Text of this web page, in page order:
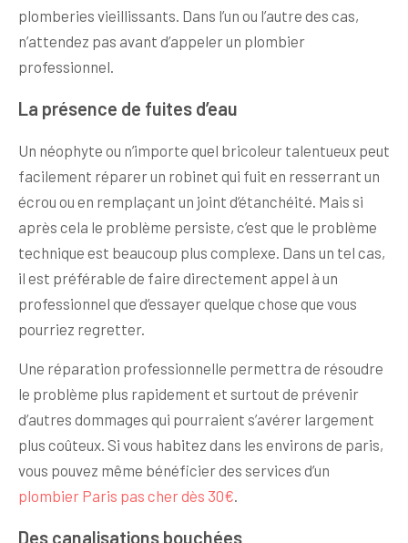
plomberies vieillissants. Dans l’un ou l’autre des cas,
n’attendez pas avant d’appeler un plombier
professionnel.
La présence de fuites d’eau
Un néophyte ou n’importe quel bricoleur talentueux peut
facilement réparer un robinet qui fuit en resserrant un
écrou ou en remplaçant un joint d’étanchéité. Mais si
après cela le problème persiste, c’est que le problème
technique est beaucoup plus complexe. Dans un tel cas,
il est préférable de faire directement appel à un
professionnel que d’essayer quelque chose que vous
pourriez regretter.
Une réparation professionnelle permettra de résoudre
le problème plus rapidement et surtout de prévenir
d’autres dommages qui pourraient s’avérer largement
plus coûteux. Si vous habitez dans les environs de paris,
vous pouvez même bénéficier des services d’un
plombier Paris pas cher dès 30€
Des canalisations bouchées